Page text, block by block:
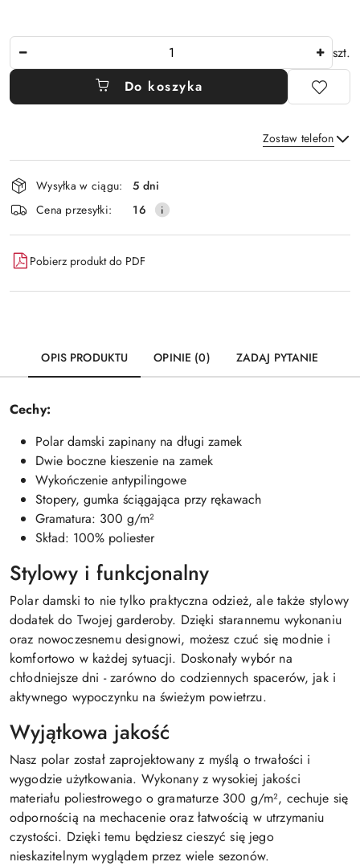
szt.
Do koszyka
Zostaw telefon
Wyślij
Dostępność
i
dostawa
Wysyłka w ciągu:
5 dni
Cena przesyłki:
16
Pobierz produkt do PDF
OPIS PRODUKTU OPINIE (0) ZADAJ PYTANIE
Cechy:
Polar damski zapinany na długi zamek
Dwie boczne kieszenie na zamek
Wykończenie antypilingowe
Stopery, gumka ściągająca przy rękawach
Gramatura: 300 g/m²
Skład: 100% poliester
Stylowy i funkcjonalny
Polar damski to nie tylko praktyczna odzież, ale także stylowy
dodatek do Twojej garderoby. Dzięki starannemu wykonaniu
oraz nowoczesnemu designowi, możesz czuć się modnie i
komfortowo w każdej sytuacji. Doskonały wybór na
chłodniejsze dni - zarówno do codziennych spacerów, jak i
aktywnego wypoczynku na świeżym powietrzu.
Wyjątkowa jakość
Nasz polar został zaprojektowany z myślą o trwałości i
wygodzie użytkowania. Wykonany z wysokiej jakości
materiału poliestrowego o gramaturze 300 g/m², cechuje się
odpornością na mechacenie oraz łatwością w utrzymaniu
czystości. Dzięki temu będziesz cieszyć się jego
nieskazitelnym wyglądem przez wiele sezonów.